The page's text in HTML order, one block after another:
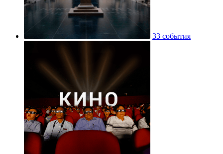
33 события